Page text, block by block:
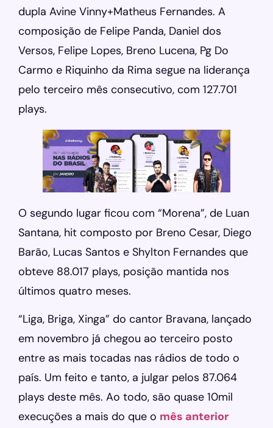
dupla Avine Vinny+Matheus Fernandes. A
composição de Felipe Panda, Daniel dos
Versos, Felipe Lopes, Breno Lucena, Pg Do
Carmo e Riquinho da Rima segue na liderança
pelo terceiro mês consecutivo, com 127.701
plays.
O segundo lugar ficou com “Morena”, de Luan
Santana, hit composto por Breno Cesar, Diego
Barão, Lucas Santos e Shylton Fernandes que
obteve 88.017 plays, posição mantida nos
últimos quatro meses.
“Liga, Briga, Xinga” do cantor Bravana, lançado
em novembro já chegou ao terceiro posto
entre as mais tocadas nas rádios de todo o
país. Um feito e tanto, a julgar pelos 87.064
plays deste mês. Ao todo, são quase 10mil
execuções a mais do que o mês anterior